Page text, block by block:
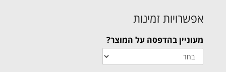
אפשרויות זמינות
מעוניין בהדפסה על המוצר?